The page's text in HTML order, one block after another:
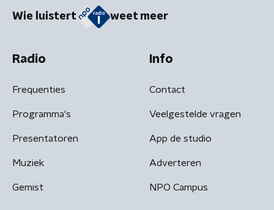
Wie luistert weet meer
Radio
Frequenties
Programma's
Presentatoren
Muziek
Gemist
Info
Contact
Veelgestelde vragen
App de studio
Adverteren
NPO Campus